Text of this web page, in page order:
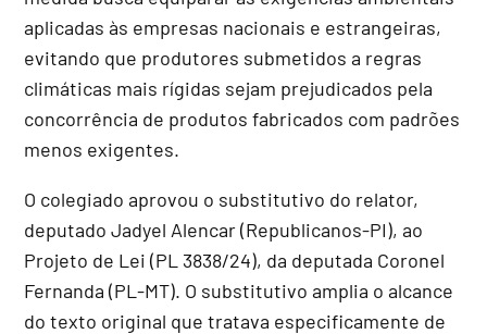
aplicadas às empresas nacionais e estrangeiras,
evitando que produtores submetidos a regras
climáticas mais rígidas sejam prejudicados pela
concorrência de produtos fabricados com padrões
menos exigentes.
O colegiado aprovou o substitutivo do relator,
deputado Jadyel Alencar (Republicanos-PI), ao
Projeto de Lei (PL 3838/24), da deputada Coronel
Fernanda (PL-MT). O substitutivo amplia o alcance
do texto original que tratava especificamente de